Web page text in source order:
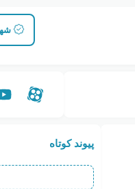
پیوند کوتاه